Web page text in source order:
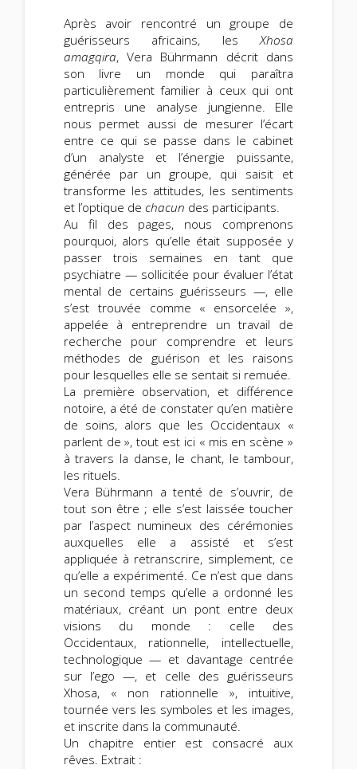
Après avoir rencontré un groupe de
guérisseurs africains, lesXhosa
amagqira, Vera Bührmann décrit dans
son livre un monde qui paraîtra
particulièrement familier à ceux qui ont
entrepris une analyse jungienne. Elle
nous permet aussi de mesurer l’écart
entre ce qui se passe dans le cabinet
d’un analyste et l’énergie puissante,
générée par un groupe, qui saisit et
transforme les attitudes, les sentiments
et l’optique de chacun des participants.
Au fil des pages, nous comprenons
pourquoi, alors qu’elle était supposée y
passer trois semaines en tant que
psychiatre — sollicitée pour évaluer l’état
mental de certains guérisseurs —, elle
s’est trouvée comme « ensorcelée »,
appelée à entreprendre un travail de
recherche pour comprendre et leurs
méthodes de guérison et les raisons
pour lesquelles elle se sentait si remuée.
La première observation, et différence
notoire, a été de constater qu’en matière
de soins, alors que les Occidentaux «
parlent de », tout est ici « mis en scène »
à travers la danse, le chant, le tambour,
les rituels.
Vera Bührmann a tenté de s’ouvrir, de
tout son être ; elle s’est laissée toucher
par l’aspect numineux des cérémonies
auxquelles elle a assisté et s’est
appliquée à retranscrire, simplement, ce
qu’elle a expérimenté. Ce n’est que dans
un second temps qu’elle a ordonné les
matériaux, créant un pont entre deux
visions du monde : celle des
Occidentaux, rationnelle, intellectuelle,
technologique — et davantage centrée
sur l’ego —, et celle des guérisseurs
Xhosa, « non rationnelle », intuitive,
tournée vers les symboles et les images,
et inscrite dans la communauté.
Un chapitre entier est consacré aux
rêves. Extrait :